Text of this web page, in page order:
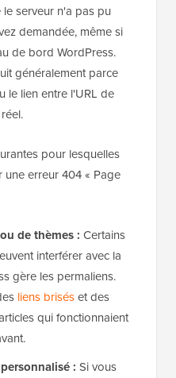
serveur n'a pas pu
demandée, même si
de bord WordPress.
généralement parce
le lien entre l'URL de
pour lesquelles
une erreur 404 « Page
de thèmes : Certains
interférer avec la
gère les permaliens.
liens briséset des
qui fonctionnaient
: Si vous